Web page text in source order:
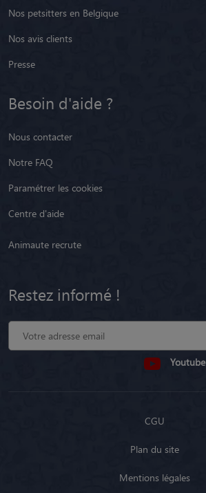
Nos petsitters en Belgique
Nos avis clients
Presse
Besoin d'aide ?
Nous contacter
Notre FAQ
Paramétrer les cookies
Centre d'aide
Animaute recrute
Restez informé !
Youtube
CGU
Plan du site
Mentions légales